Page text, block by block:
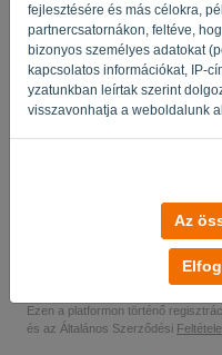
fejlesztésére és más célokra,
partnercsatornákon, feltéve,
bizonyos személyes adatokat
kapcsolatos információkat, IP-
yzatunkban leírtak szerint
visszavonhatja a weboldalunk
Az
Ország
Igen, tudod tanulmányozni
Indítsa el az
Nincs szükség hitelkártyára
Nincs húr csatolva! 100% -
Az Ön adatai 100% -ban
Ezen a platformon történő
és az Általános Szerződési